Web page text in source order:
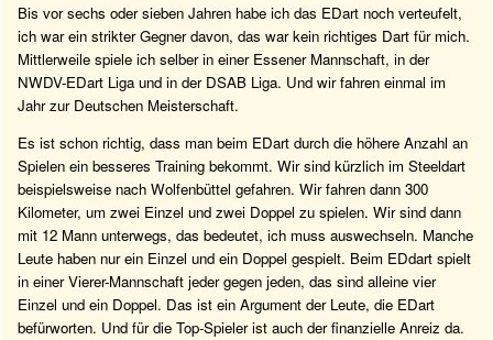
Bis vor sechs oder sieben Jahren habe ich das EDart noch verteufelt,
ich war ein strikter Gegner davon, das war kein richtiges Dart für mich.
Mittlerweile spiele ich selber in einer Essener Mannschaft, in der
NWDV-EDart Liga und in der DSAB Liga. Und wir fahren einmal im
Jahr zur Deutschen Meisterschaft.
Es ist schon richtig, dass man beim EDart durch die höhere Anzahl an
Spielen ein besseres Training bekommt. Wir sind kürzlich im Steeldart
beispielsweise nach Wolfenbüttel gefahren. Wir fahren dann 300
Kilometer, um zwei Einzel und zwei Doppel zu spielen. Wir sind dann
mit 12 Mann unterwegs, das bedeutet, ich muss auswechseln. Manche
Leute haben nur ein Einzel und ein Doppel gespielt. Beim EDdart spielt
in einer Vierer-Mannschaft jeder gegen jeden, das sind alleine vier
Einzel und ein Doppel. Das ist ein Argument der Leute, die EDart
befürworten. Und für die Top-Spieler ist auch der finanzielle Anreiz da.